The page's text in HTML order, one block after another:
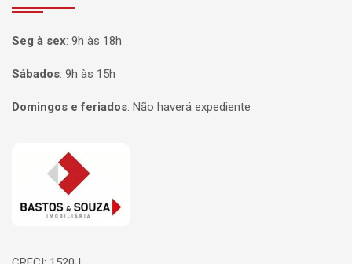
Seg à sex: 9h às 18h
Sábados: 9h às 15h
Domingos e feriados: Não haverá expediente
Página inicial